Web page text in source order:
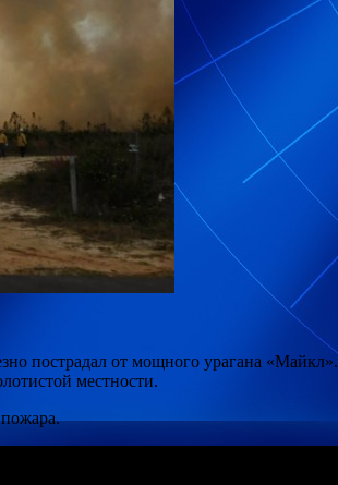
пострадал от мощного урагана
местности.